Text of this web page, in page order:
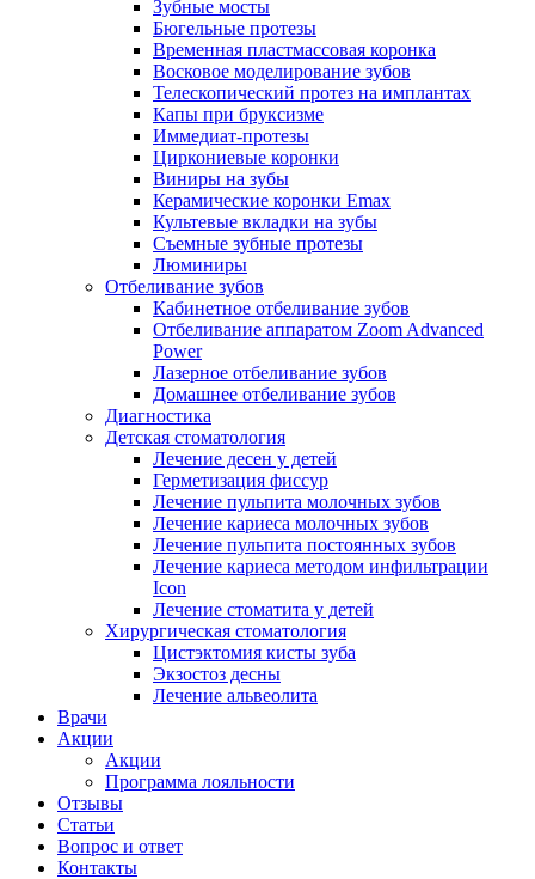
Зубные мосты
Бюгельные протезы
Временная пластмассовая коронка
Восковое моделирование зубов
Телескопический протез на имплантах
Капы при бруксизме
Иммедиат-протезы
Циркониевые коронки
Виниры на зубы
Керамические коронки Emax
Культевые вкладки на зубы
Съемные зубные протезы
Люминиры
Отбеливание зубов
Кабинетное отбеливание зубов
Отбеливание аппаратом Zoom Advanced
Power
Лазерное отбеливание зубов
Домашнее отбеливание зубов
Диагностика
Детская стоматология
Лечение десен у детей
Герметизация фиссур
Лечение пульпита молочных зубов
Лечение кариеса молочных зубов
Лечение пульпита постоянных зубов
Лечение кариеса методом инфильтрации
Icon
Лечение стоматита у детей
Хирургическая стоматология
Цистэктомия кисты зуба
Экзостоз десны
Лечение альвеолита
Врачи
Акции
Акции
Программа лояльности
Отзывы
Статьи
Вопрос и ответ
Контакты